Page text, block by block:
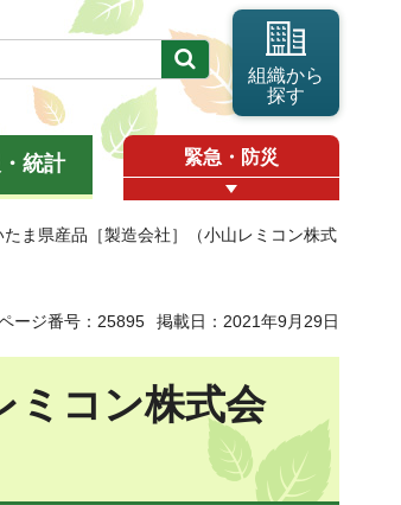
組織から
探す
統計 緊急・防災
ま県産品［製造会社］（小山レミコン株式
ージ番号：25895 掲載日：2021年9月29日
ミコン株式会